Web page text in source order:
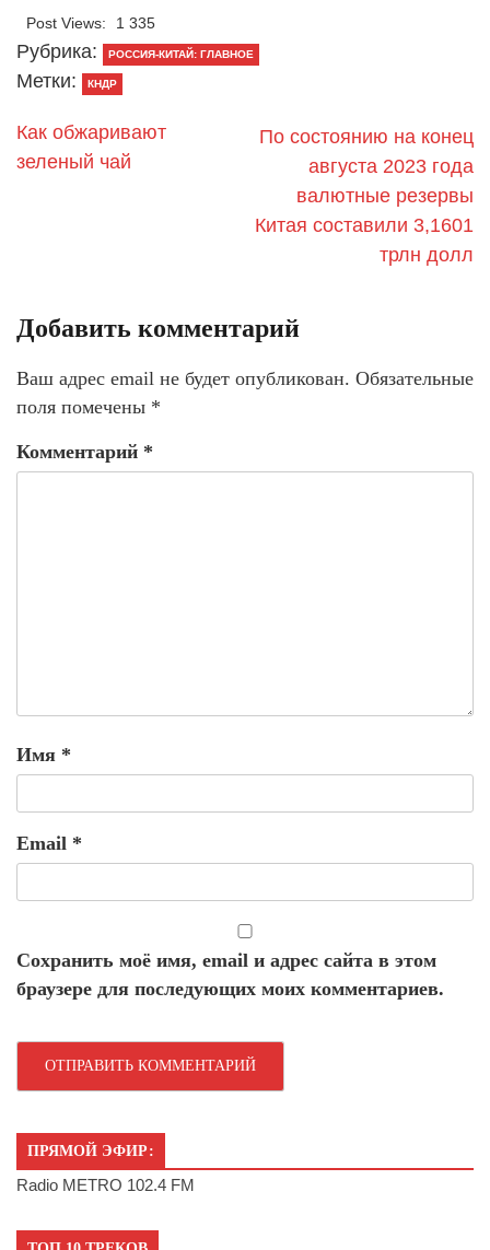
Post Views: 1 335
Рубрика: РОССИЯ-КИТАЙ: ГЛАВНОЕ
Метки: КНДР
Как обжаривают
зеленый чай
По состоянию на конец
августа 2023 года
валютные резервы
Китая составили 3,1601
трлн долл
Добавить комментарий
Ваш адрес email не будет опубликован. Обязательные
поля помечены *
Комментарий *
Имя *
Email *
Сохранить моё имя, email и адрес сайта в этом
браузере для последующих моих комментариев.
ПРЯМОЙ ЭФИР:
Radio METRO 102.4 FM